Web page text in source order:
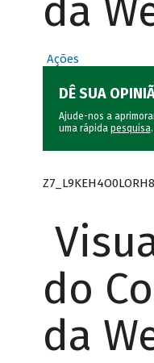
da
Ações
DÊ SUA
Ajude-nos a
uma rápida pesquisa.
do
da